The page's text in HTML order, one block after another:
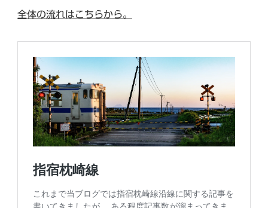
全体の流れはこちらから。